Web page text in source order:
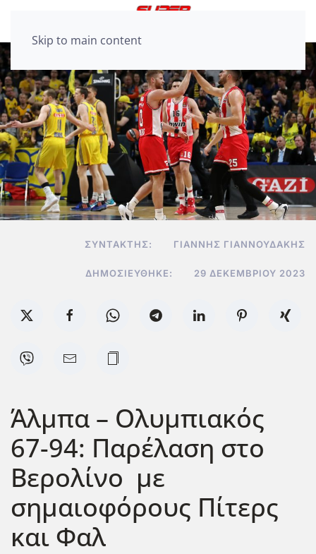
Skip to main content
ΣΥΝΤΆΚΤΗΣ: ΓΙΆΝΝΗΣ ΓΙΑΝΝΟΥΔΆΚΗΣ
ΔΗΜΟΣΙΕΎΘΗΚΕ: 29 ΔΕΚΕΜΒΡΊΟΥ 2023
Άλμπα – Ολυμπιακός
67-94: Παρέλαση στο
Βερολίνο με
σημαιοφόρους Πίτερς
και Φαλ